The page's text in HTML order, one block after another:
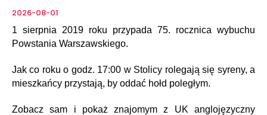
2026-08-01
1 sierpnia 2019 roku przypada 75. rocznica wybuchu
Powstania Warszawskiego.
Jak co roku o godz. 17:00 w Stolicy rolegają się syreny, a
mieszkańcy przystają, by oddać hołd poległym.
Zobacz sam i pokaż znajomym z UK anglojęzyczny